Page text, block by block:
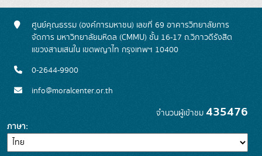
ศูนย์คุณธรรม (องค์การมหาชน) เลขที่ 69 อาคารวิทยาลัยการ
จัดการ มหาวิทยาลัยมหิดล (CMMU) ชั้น 16-17 ถ.วิภาวดีรังสิต
แขวงสามเสนใน เขตพญาไท กรุงเทพฯ 10400
0-2644-9900
info@moralcenter.or.th
จำนวนผู้เข้าชม 435476
ภาษา